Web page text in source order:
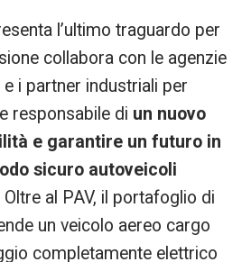
l’ultimo traguardo per
collabora con le agenzie
i partner industriali per
responsabile di un nuovo
e garantire un futuro in
sicuro autoveicoli
Oltre al PAV, il portafoglio di
un veicolo aereo cargo
completamente elettrico